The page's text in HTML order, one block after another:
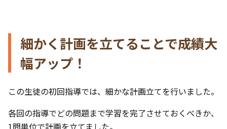
細かく計画を立てることで成績大
幅アップ！
この生徒の初回指導では、細かな計画立てを行いました。
各回の指導でどの問題まで学習を完了させておくべきか、
1問単位で計画を立てました。